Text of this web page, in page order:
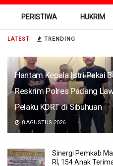
LATEST TRENDING
Hantam Kepala Istri Pakai
Reskrim Polres Padang
Pelaku KDRT di Sibuhuan
8 AGUSTUS 2026
Sinergi Pemkab
RI, 154 Anak
PERISTIWA HUKRIM